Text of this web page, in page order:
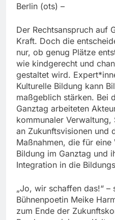
Berlin (ots) –
Der Rechtsanspruch auf
Kraft. Doch die
nur, ob genug Plätze
wie kindgerecht und
gestaltet wird.
Kulturelle Bildung kann
maßgeblich stärken. Bei
Ganztag arbeiteten
kommunaler
an Zukunftsvisionen und
Maßnahmen, die für eine
Bildung im Ganztag und
Integration in die
„Jo, wir schaffen das!“
Bühnenpoetin Meike
zum Ende der